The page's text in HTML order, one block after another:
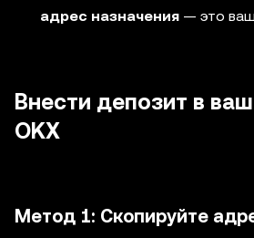
адрес назначения — это
Внести депозит в
OKX
Метод 1: Скопируйте